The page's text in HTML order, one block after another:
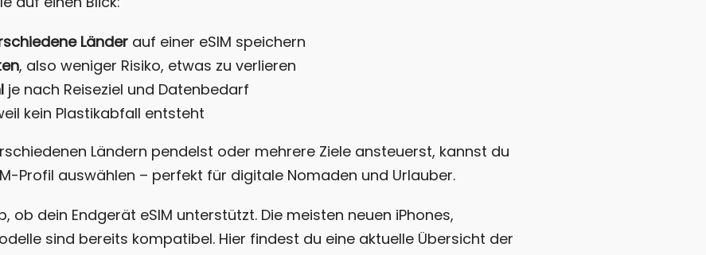
Länderauf einer eSIM speichern
, also weniger Risiko, etwas zu verlieren
je nach Reiseziel und Datenbedarf
kein Plastikabfall entsteht
Ländern pendelst oder mehrere Ziele ansteuerst, kannst du
Profil auswählen – perfekt für digitale Nomaden und Urlauber.
dein Endgerät eSIM unterstützt. Die meisten neuen iPhones,
sind bereits kompatibel. Hier findest du eine aktuelle Übersicht der